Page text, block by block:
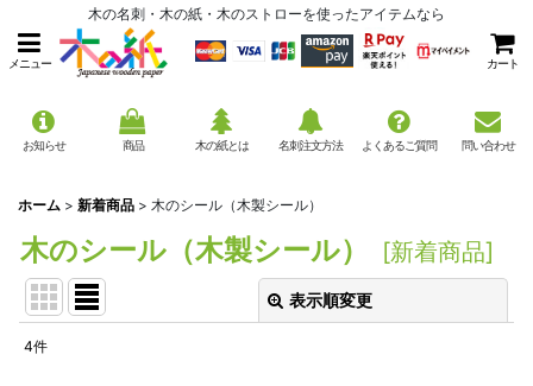
木の名刺・木の紙・木のストローを使ったアイテムなら
メニュー カート
お知らせ 商品 木の紙とは 名刺注文方法 よくあるご質問 問い合わせ
ホーム > 新着商品 > 木のシール（木製シール）
木のシール（木製シール） [新着商品]
表示順変更
4件